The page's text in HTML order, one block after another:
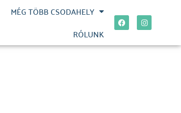
MÉG TÖBB CSODAHELY
RÓLUNK